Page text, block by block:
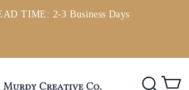
TIME: 2-3 Business Days